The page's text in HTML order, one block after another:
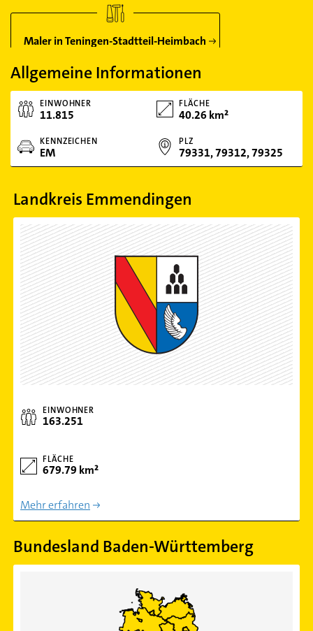
Maler in Teningen-Stadtteil-Heimbach
Allgemeine Informationen
EINWOHNER
11.815
FLÄCHE
40.26 km²
KENNZEICHEN
EM
PLZ
79331, 79312, 79325
Landkreis Emmendingen
EINWOHNER
163.251
FLÄCHE
679.79 km²
Mehr erfahren
Bundesland Baden-Württemberg